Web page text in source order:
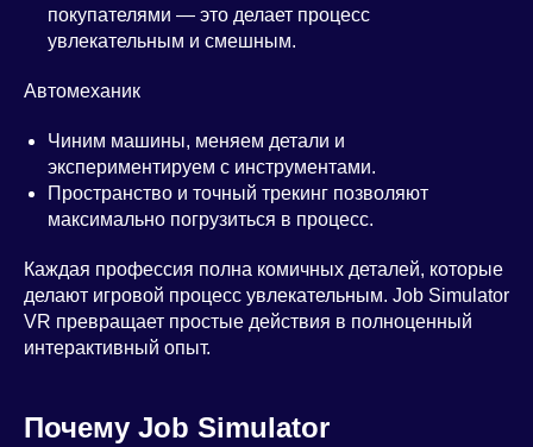
покупателями — это делает процесс
увлекательным и смешным.
Автомеханик
Чиним машины, меняем детали и
экспериментируем с инструментами.
Пространство и точный трекинг позволяют
максимально погрузиться в процесс.
Каждая профессия полна комичных деталей, которые
делают игровой процесс увлекательным. Job Simulator
VR превращает простые действия в полноценный
интерактивный опыт.
Почему Job Simulator